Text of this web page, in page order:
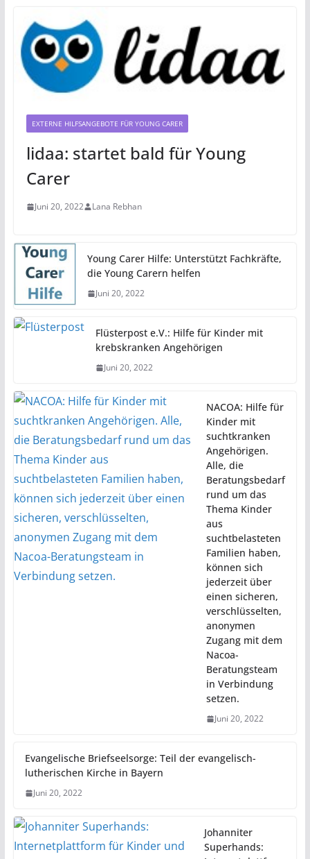
EXTERNE HILFSANGEBOTE FÜR YOUNG CARER
lidaa: startet bald für Young
Carer
Juni 20, 2022 Lana Rebhan
Young Carer Hilfe: Unterstützt Fachkräfte,
die Young Carern helfen
Juni 20, 2022
Flüsterpost e.V.: Hilfe für Kinder mit
krebskranken Angehörigen
Juni 20, 2022
NACOA: Hilfe für
Kinder mit
suchtkranken
Angehörigen.
Alle, die
Beratungsbedarf
rund um das
Thema Kinder
aus
suchtbelasteten
Familien haben,
können sich
jederzeit über
einen sicheren,
verschlüsselten,
anonymen
Zugang mit dem
Nacoa-
Beratungsteam
in Verbindung
setzen.
Juni 20, 2022
Evangelische Briefseelsorge: Teil der evangelisch-
lutherischen Kirche in Bayern
Juni 20, 2022
Johanniter
Superhands: